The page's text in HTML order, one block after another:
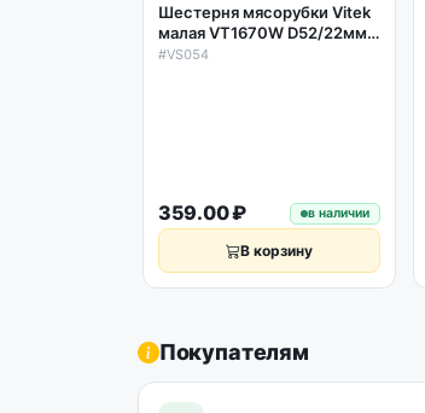
Шестерня мясорубки Vitek
малая VT1670W D52/22мм,
зубья 47/16шт. косой/
#VS054
359.00 ₽ в наличии
В корзину
Покупателям